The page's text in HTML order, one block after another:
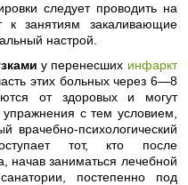
следует проводить на
к занятиям закаливающие
настрой.
у перенесших инфаркт
этих больных через 6—8
от здоровых и могут
с тем условием,
врачебно-психологический
тот, кто после
начав заниматься лечебной
постепенно под